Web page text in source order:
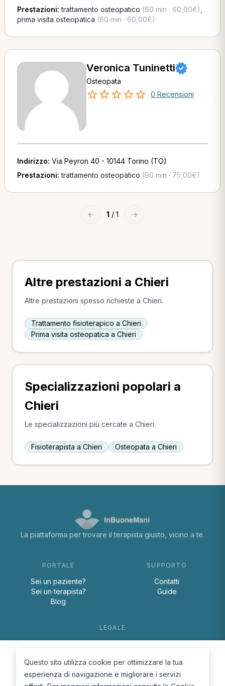
Prestazioni:trattamento osteopatico (60 min · 60,00€)
prima visita osteopatica (60 min · 60,00€)
Veronica Tuninetti
Osteopata
0 Recensioni
Indirizzo: Via Peyron 40 - 10144 Torino (TO)
Prestazioni:trattamento osteopatico (90 min · 75,00€)
← 1 / 1 →
Altre prestazioni a Chieri
Altre prestazioni spesso richieste a Chieri.
Trattamento fisioterapico a Chieri
Prima visita osteopatica a Chieri
Specializzazioni popolari a
Chieri
Le specializzazioni più cercate a Chieri.
Fisioterapista a Chieri Osteopata a Chieri
La piattaforma per trovare il terapista giusto, vicino a te.
PORTALE
Sei un paziente?
Sei un terapista?
Blog
SUPPORTO
Contatti
Guide
LEGALE
Cookie Policy
Questo sito utilizza cookie per ottimizzare la tua
esperienza di navigazione e migliorare i servizi